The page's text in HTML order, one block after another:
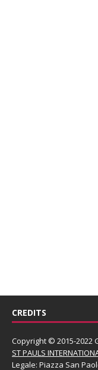
CREDITS
Copyright © 2015-2022
ST PAULS
Legale: Piazza San